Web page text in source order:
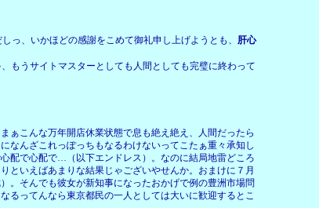
しっ、いかほどの感謝をこめて御礼申し上げようとも、 肝心
、もうサイトマスターとしても人間としても完璧に終わって
ぁこんな万年開店休業状態で息も絶え絶え、人間だったら
なんざこれっぽっちもなるわけないってこたぁ重々承知し
配で心配で…（以下エンドレス）。なのに結局地雷どころ
といえばあまりな結果じゃございやせんか。おまけに７月
。そんでも彼女が新知事になったおかげで例の豊洲市場問
るってんなら東京都民の一人としては大いに歓迎するとこ